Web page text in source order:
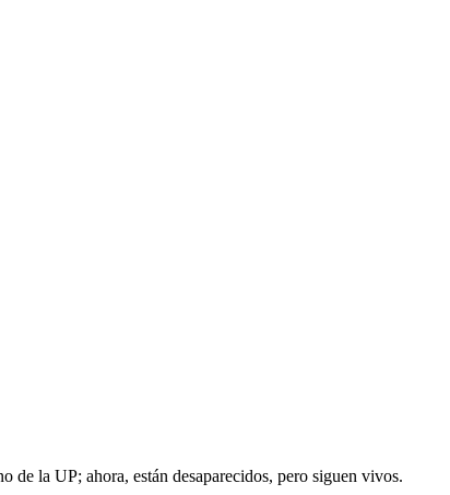
de la UP; ahora, están desaparecidos, pero siguen vivos.